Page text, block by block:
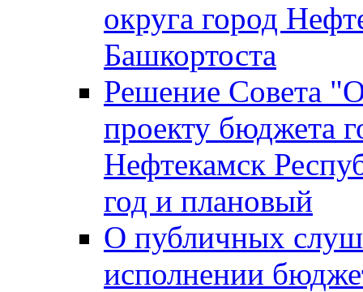
округа город
Башкортоста
Решение Совета
проекту бюджета
Нефтекамск
год и плановый
О публичных
исполнении